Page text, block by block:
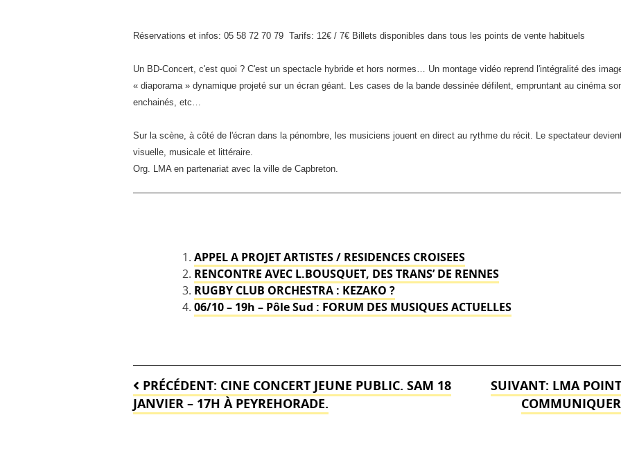
à
Réservations et infos: 05 58 72 70 79 Tarifs: 12€ / 7€ Billets disponibles dans tous les points de vente habituels
Un BD-Concert, c'est quoi ? C'est un spectacle hybride et hors normes… Un montage vidéo reprend l'intégralité des
« diaporama » dynamique projeté sur un écran géant. Les cases de la bande dessinée défilent, empruntant au cinéma
enchainés, etc…
Sur la scène, à côté de l'écran dans la pénombre, les musiciens jouent en direct au rythme du récit. Le spectateur
visuelle, musicale et littéraire.
Org. LMA en partenariat avec la ville de Capbreton.
APPEL A PROJET ARTISTES / RESIDENCES CROISEES
RENCONTRE AVEC L.BOUSQUET, DES TRANS’ DE RENNES
RUGBY CLUB ORCHESTRA : KEZAKO ?
06/10 – 19h – Pôle Sud : FORUM DES MUSIQUES ACTUELLES
Navigation
de
PRÉCÉDENT: CINE CONCERT JEUNE PUBLIC. SAM 18
JANVIER – 17H À PEYREHORADE.
SUIVANT: LMA